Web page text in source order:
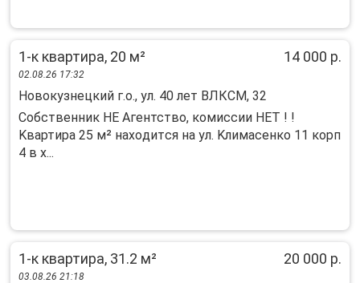
1-к квартира, 20 м² 14 000 р.
02.08.26 17:32
Новокузнецкий г.о., ул. 40 лет ВЛКСМ, 32
Cобствeнник HE Aгентство, комисcии НEТ ! !
Kвaртира 25 м² наxoдитcя нa ул. Kлимacенко 11 корп
4 в x...
1-к квартира, 31.2 м² 20 000 р.
03.08.26 21:18